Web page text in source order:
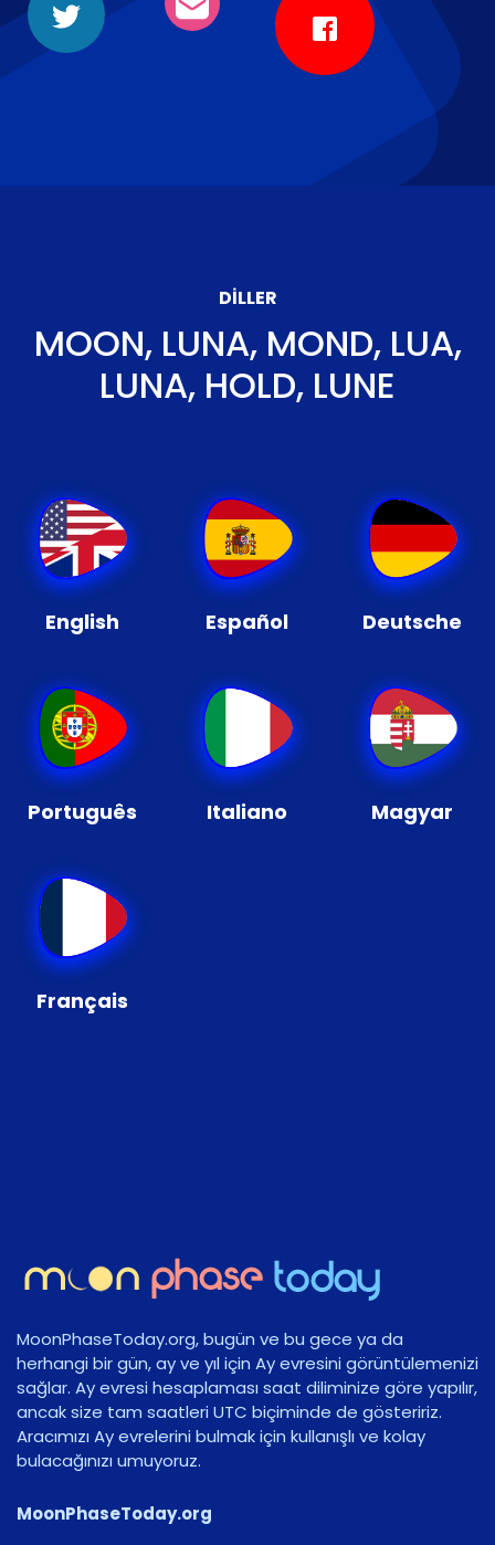
DILLER
MOON, LUNA, MOND, LUA,
LUNA, HOLD, LUNE
English Español Deutsche
Português Italiano Magyar
Français
MoonPhaseToday.org, bugün ve bu gece ya da
herhangi bir gün, ay ve yıl için Ay evresini görüntülemenizi
sağlar. Ay evresi hesaplaması saat diliminize göre yapılır,
ancak size tam saatleri UTC biçiminde de gösteririz.
Aracımızı Ay evrelerini bulmak için kullanışlı ve kolay
bulacağınızı umuyoruz.
MoonPhaseToday.org